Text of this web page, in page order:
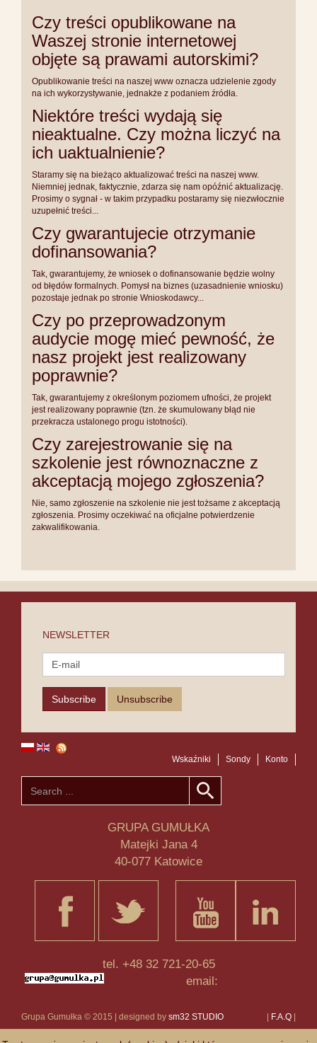
Czy treści opublikowane na
Waszej stronie internetowej
objęte są prawami autorskimi?
Opublikowanie treści na naszej www oznacza udzielenie zgody
na ich wykorzystywanie, jednakże z podaniem źródła.
Niektóre treści wydają się
nieaktualne. Czy można liczyć na
ich uaktualnienie?
Staramy się na bieżąco aktualizować treści na naszej www.
Niemniej jednak, faktycznie, zdarza się nam opóźnić aktualizację.
Prosimy o sygnał - w takim przypadku postaramy się niezwłocznie
uzupełnić treści...
Czy gwarantujecie otrzymanie
dofinansowania?
Tak, gwarantujemy, że wniosek o dofinansowanie będzie wolny
od błędów formalnych. Pomysł na biznes (uzasadnienie wniosku)
pozostaje jednak po stronie Wnioskodawcy...
Czy po przeprowadzonym
audycie mogę mieć pewność, że
nasz projekt jest realizowany
poprawnie?
Tak, gwarantujemy z określonym poziomem ufności, że projekt
jest realizowany poprawnie (tzn. że skumulowany błąd nie
przekracza ustalonego progu istotności).
Czy zarejestrowanie się na
szkolenie jest równoznaczne z
akceptacją mojego zgłoszenia?
Nie, samo zgłoszenie na szkolenie nie jest tożsame z akceptacją
zgłoszenia. Prosimy oczekiwać na oficjalne potwierdzenie
zakwalifikowania.
NEWSLETTER
Wskaźniki Sondy Konto
GRUPA GUMUŁKA
Matejki Jana 4
40-077 Katowice
tel. +48 32 721-20-65
email:
Grupa Gumułka © 2015 | designed by sm32 STUDIO F.A.Q